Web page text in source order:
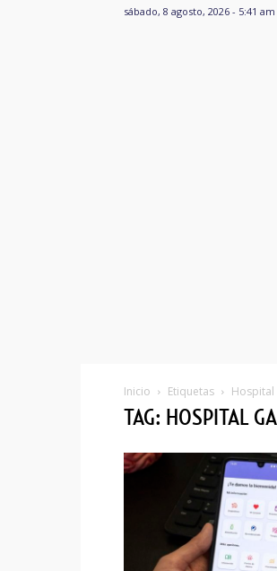
sábado, 8 agosto, 2026 - 5:41 am
Inicio Etiquetas Hospital
TAG: HOSPITAL